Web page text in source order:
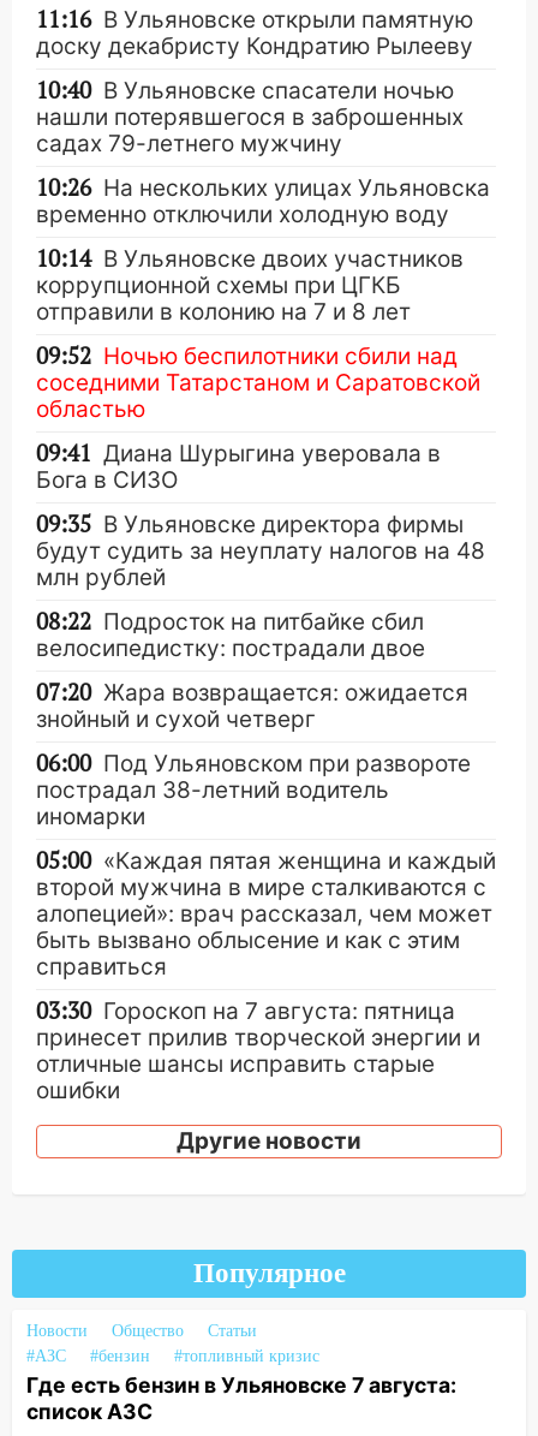
11:16 В Ульяновске открыли памятную
доску декабристу Кондратию Рылееву
10:40 В Ульяновске спасатели ночью
нашли потерявшегося в заброшенных
садах 79-летнего мужчину
10:26 На нескольких улицах Ульяновска
временно отключили холодную воду
10:14 В Ульяновске двоих участников
коррупционной схемы при ЦГКБ
отправили в колонию на 7 и 8 лет
09:52 Ночью беспилотники сбили над
соседними Татарстаном и Саратовской
областью
09:41 Диана Шурыгина уверовала в
Бога в СИЗО
09:35 В Ульяновске директора фирмы
будут судить за неуплату налогов на 48
млн рублей
08:22 Подросток на питбайке сбил
велосипедистку: пострадали двое
07:20 Жара возвращается: ожидается
знойный и сухой четверг
06:00 Под Ульяновском при развороте
пострадал 38-летний водитель
иномарки
05:00 «Каждая пятая женщина и каждый
второй мужчина в мире сталкиваются с
алопецией»: врач рассказал, чем может
быть вызвано облысение и как с этим
справиться
03:30 Гороскоп на 7 августа: пятница
принесет прилив творческой энергии и
отличные шансы исправить старые
ошибки
06.08.2026
23:20 Прогноз погоды на 7 августа в
посвящённый Дню воздушного флота
19:12
В Ульяновской области
руководителя частной компании
наказали за сокрытие прошлого своего
сотрудник
Другие новости
Популярное
Новости Общество
Статьи
#АЗС
#бензин #топливный кризис
Где есть бензин в Ульяновске 7 августа:
список АЗС